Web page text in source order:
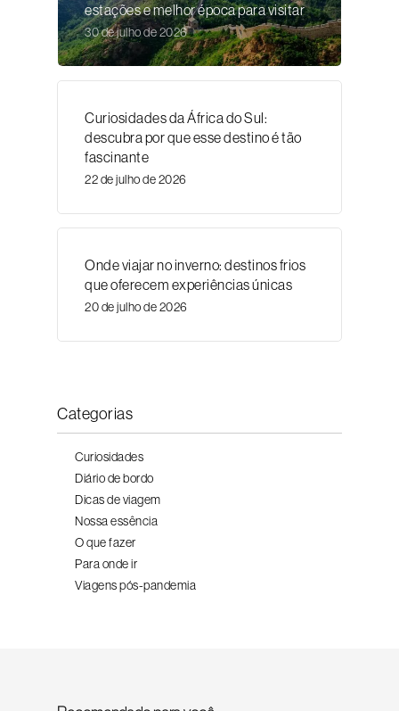
estações e melhor época para visitar
30 de julho de 2026
Curiosidades da África do Sul:
descubra por que esse destino é tão
fascinante
22 de julho de 2026
Onde viajar no inverno: destinos frios
que oferecem experiências únicas
20 de julho de 2026
Categorias
Curiosidades
Diário de bordo
Dicas de viagem
Nossa essência
O que fazer
Para onde ir
Viagens pós-pandemia